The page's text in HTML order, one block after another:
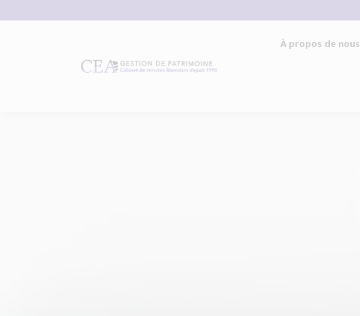
À propos de nous